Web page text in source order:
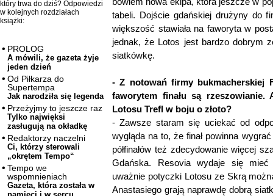
który trwa do dziś? Odpowiedzi
w kolejnych rozdziałach
książki:
PROLOG
A mówili, że gazeta żyje
jeden dzień
Od Piłkarza do
Supertempa
Jak narodziła się legenda
Przeżyjmy to jeszcze raz
Tylko najwięksi
zasługują na okładkę
Redaktorzy naczelni
Ci, którzy sterowali
„okrętem Tempo“
Tempo we
wspomnieniach
Gazeta, która została w
tabeli. Dojście gdańskiej drużyny do
większość stawiała na faworyta w
jednak, że Lotos jest bardzo dobrym
siatkówkę.
- Z notowań firmy bukmacherskiej
faworytem finału są
Lotosu Trefl w boju o złoto?
- Zawsze staram się uciekać od
wygląda na to, że finał powinna
półfinałów też zdecydowanie więcej
Gdańska. Resovia wydaje się
uważnie potyczki Lotosu ze Skrą
Anastasiego grają naprawdę dobrą